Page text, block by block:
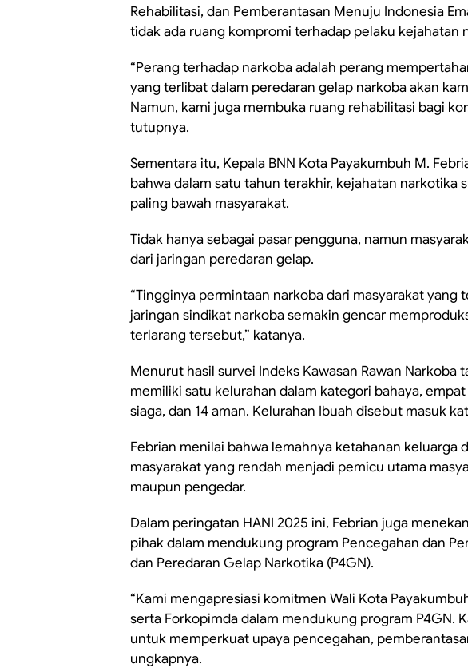
Rehabilitasi, dan Pemberantasan Menuju Indonesia
tidak ada ruang kompromi terhadap pelaku kejahatan
“Perang terhadap narkoba adalah perang
yang terlibat dalam peredaran gelap narkoba akan
Namun, kami juga membuka ruang rehabilitasi bagi
tutupnya.
Sementara itu, Kepala BNN Kota Payakumbuh M.
bahwa dalam satu tahun terakhir, kejahatan narkotika
paling bawah masyarakat.
Tidak hanya sebagai pasar pengguna, namun
dari jaringan peredaran gelap.
“Tingginya permintaan narkoba dari masyarakat yang
jaringan sindikat narkoba semakin gencar
terlarang tersebut,” katanya.
Menurut hasil survei Indeks Kawasan Rawan Narkoba
memiliki satu kelurahan dalam kategori bahaya,
siaga, dan 14 aman. Kelurahan Ibuah disebut masuk
Febrian menilai bahwa lemahnya ketahanan keluarga
masyarakat yang rendah menjadi pemicu utama
maupun pengedar.
Dalam peringatan HANI 2025 ini, Febrian juga
pihak dalam mendukung program Pencegahan dan
dan Peredaran Gelap Narkotika (P4GN).
“Kami mengapresiasi komitmen Wali Kota
serta Forkopimda dalam mendukung program P4GN.
untuk memperkuat upaya pencegahan,
ungkapnya.